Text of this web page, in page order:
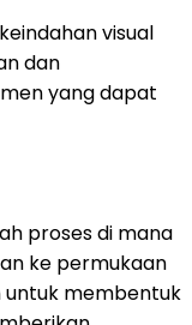
visual
dan
yang dapat
proses di mana
ke permukaan
untuk membentuk